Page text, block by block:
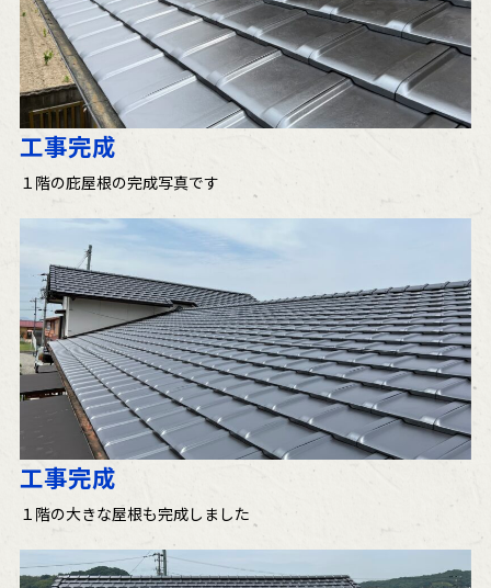
工事完成
１階の庇屋根の完成写真です
工事完成
１階の大きな屋根も完成しました